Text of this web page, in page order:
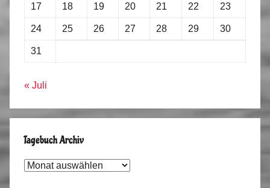
17 18 19 20 21 22 23
24 25 26 27 28 29 30
31
« Juli
Tagebuch Archiv
Tagebuch